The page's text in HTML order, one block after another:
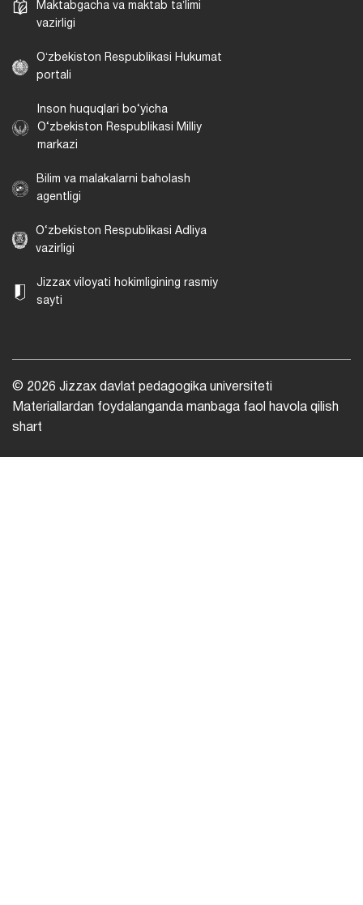
Maktabgacha va maktab taʼlimi
vazirligi
Oʻzbekiston Respublikasi Hukumat
portali
Inson huquqlari bo‘yicha
O‘zbekiston Respublikasi Milliy
markazi
Bilim va malakalarni baholash
agentligi
O‘zbekiston Respublikasi Adliya
vazirligi
Jizzax viloyati hokimligining rasmiy
sayti
© 2026 Jizzax davlat pedagogika universiteti
Materiallardan foydalanganda manbaga faol havola qilish
shart